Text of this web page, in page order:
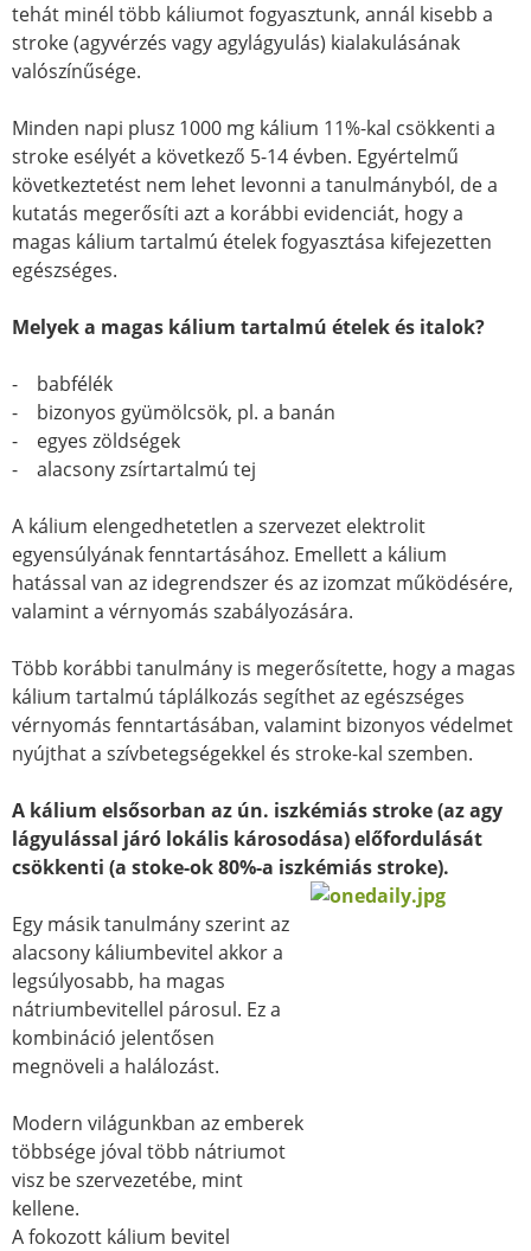
tehát minél több káliumot fogyasztunk, annál kisebb a
stroke (agyvérzés vagy agylágyulás) kialakulásának
valószínűsége.
Minden napi plusz 1000 mg kálium 11%-kal csökkenti a
stroke esélyét a következő 5-14 évben. Egyértelmű
következtetést nem lehet levonni a tanulmányból, de a
kutatás megerősíti azt a korábbi evidenciát, hogy a
magas kálium tartalmú ételek fogyasztása kifejezetten
egészséges.
Melyek a magas kálium tartalmú ételek és italok?
- babfélék
- bizonyos gyümölcsök, pl. a banán
- egyes zöldségek
- alacsony zsírtartalmú tej
A kálium elengedhetetlen a szervezet elektrolit
egyensúlyának fenntartásához. Emellett a kálium
hatással van az idegrendszer és az izomzat működésére,
valamint a vérnyomás szabályozására.
Több korábbi tanulmány is megerősítette, hogy a magas
kálium tartalmú táplálkozás segíthet az egészséges
vérnyomás fenntartásában, valamint bizonyos védelmet
nyújthat a szívbetegségekkel és stroke-kal szemben.
A kálium elsősorban az ún. iszkémiás stroke (az agy
lágyulással járó lokális károsodása) előfordulását
csökkenti (a stoke-ok 80%-a iszkémiás stroke).
Egy másik tanulmány szerint az
alacsony káliumbevitel akkor a
legsúlyosabb, ha magas
nátriumbevitellel párosul. Ez a
kombináció jelentősen
megnöveli a halálozást.
Modern világunkban az emberek
többsége jóval több nátriumot
visz be szervezetébe, mint
kellene.
A fokozott kálium bevitel